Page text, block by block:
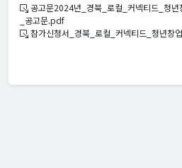
공고문2024년_경북_로컬_커넥티드_청
_공고문.pdf
참가신청서_경북_로컬_커넥티드_청년창